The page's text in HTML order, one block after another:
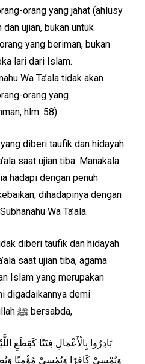
orang yang jahat (ahlusy
ujian, bukan untuk
yang beriman, bukan
lari dari Islam.
Wa Ta’ala tidak akan
orang yang
hlm. 58)
diberi taufik dan hidayah
saat ujian tiba. Manakala
hadapi dengan penuh
dihadapinya dengan
Wa Ta’ala.
diberi taufik dan hidayah
saat ujian tiba, agama
Islam yang merupakan
digadaikannya demi
kesenangan sesaat. Rasulullah ﷺ bersabda,
بَادِرُوا بِالْأَعْمَالِ فِتَنًا كَقِطَعِ
وَيُمْسِيْ كَافِرًا وَيُمْسِيْ مُؤْمِنًا